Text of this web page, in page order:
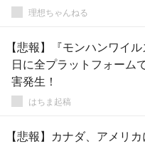
理想ちゃんねる
【悲報】『モンハンワイ
日に全プラットフォーム
害発生！
はちま起稿
【悲報】カナダ、アメリ